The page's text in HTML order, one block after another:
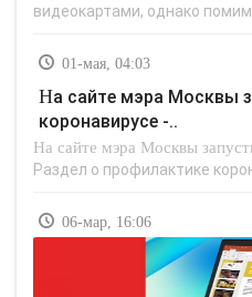
видеокартами, однако
01-мая, 04:03
На сайте мэра Москвы запустили раздел о
коронавирусе -..
На сайте мэра Москвы
Раздел о профилактике
06-мар, 16:06